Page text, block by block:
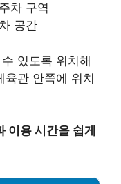
차 구역
공간
있도록 위치해
육관 안쪽에 위치
이용 시간을 쉽게